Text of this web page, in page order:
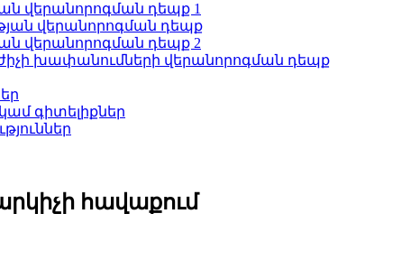
վերանորոգման դեպք 1
վերանորոգման դեպք
վերանորոգման դեպք 2
խափանումների վերանորոգման դեպք
գիտելիքներ
հավաքում